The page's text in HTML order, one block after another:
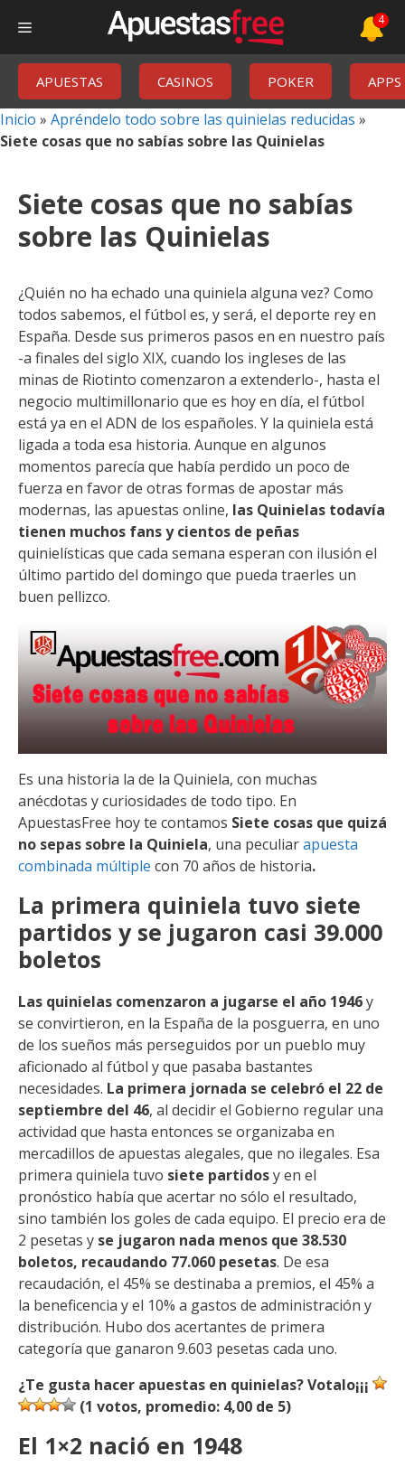
contenido
4
Menú
APUESTAS CASINOS POKER APPS
Inicio » Apréndelo todo sobre las quinielas reducidas »
Siete cosas que no sabías sobre las Quinielas
Siete cosas que no sabías
sobre las Quinielas
¿Quién no ha echado una quiniela alguna vez? Como
todos sabemos, el fútbol es, y será, el deporte rey en
España. Desde sus primeros pasos en en nuestro país
-a finales del siglo XIX, cuando los ingleses de las
minas de Riotinto comenzaron a extenderlo-, hasta el
negocio multimillonario que es hoy en día, el fútbol
está ya en el ADN de los españoles. Y la quiniela está
ligada a toda esa historia. Aunque en algunos
momentos parecía que había perdido un poco de
fuerza en favor de otras formas de apostar más
modernas, las apuestas online, las Quinielas todavía
tienen muchos fans y cientos de peñas
quinielísticas que cada semana esperan con ilusión el
último partido del domingo que pueda traerles un
buen pellizco.
Es una historia la de la Quiniela, con muchas
anécdotas y curiosidades de todo tipo. En
ApuestasFree hoy te contamos Siete cosas que quizá
no sepas sobre la Quiniela, una peculiarapuesta
combinada múltiple con 70 años de historia.
La primera quiniela tuvo siete
partidos y se jugaron casi 39.000
boletos
Las quinielas comenzaron a jugarse el año 1946y
se convirtieron, en la España de la posguerra, en uno
de los sueños más perseguidos por un pueblo muy
aficionado al fútbol y que pasaba bastantes
necesidades. La primera jornada se celebró el 22 de
septiembre del 46, al decidir el Gobierno regular una
actividad que hasta entonces se organizaba en
mercadillos de apuestas alegales, que no ilegales. Esa
primera quiniela tuvo siete partidosy en el
pronóstico había que acertar no sólo el resultado,
sino también los goles de cada equipo. El precio era de
2 pesetas y se jugaron nada menos que 38.530
boletos, recaudando 77.060 pesetas. De esa
recaudación, el 45% se destinaba a premios, el 45% a
la beneficencia y el 10% a gastos de administración y
distribución. Hubo dos acertantes de primera
categoría que ganaron 9.603 pesetas cada uno.
¿Te gusta hacer apuestas en quinielas? Votalo¡¡¡
(1 votos, promedio: 4,00 de 5)
El 1×2 nació en 1948